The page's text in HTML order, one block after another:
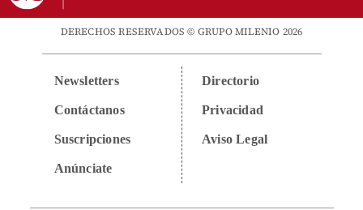
DERECHOS RESERVADOS © GRUPO MILENIO 2026
Newsletters
Contáctanos
Suscripciones
Anúnciate
Directorio
Privacidad
Aviso Legal